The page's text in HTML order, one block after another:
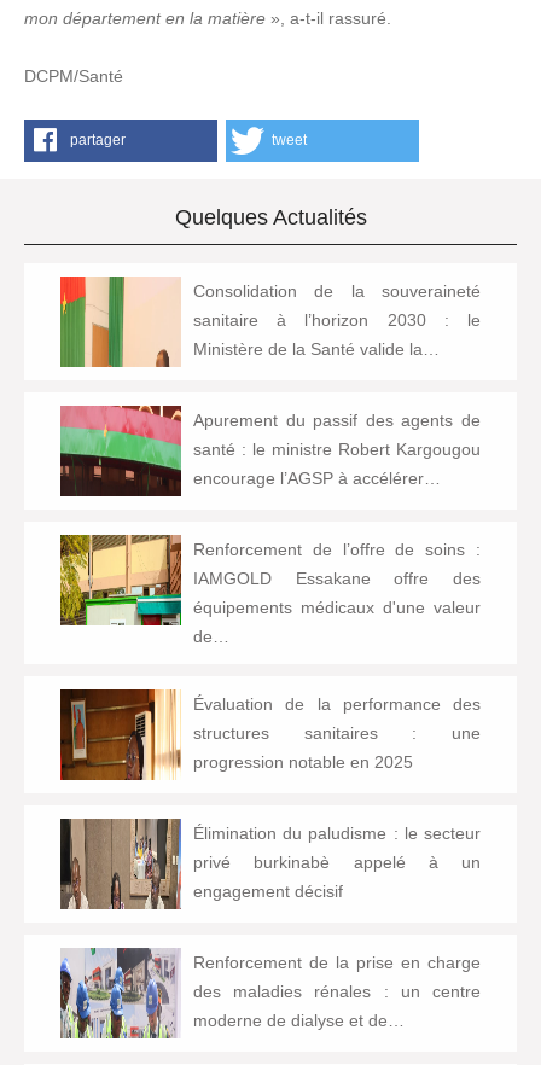
mon département en la matière », a-t-il rassuré.
DCPM/Santé
partager tweet
Quelques Actualités
Consolidation de la souveraineté
sanitaire à l’horizon 2030 : le
Ministère de la Santé valide la…
Apurement du passif des agents de
santé : le ministre Robert Kargougou
encourage l’AGSP à accélérer…
Renforcement de l’offre de soins :
IAMGOLD Essakane offre des
équipements médicaux d'une valeur
de…
Évaluation de la performance des
structures sanitaires : une
progression notable en 2025
Élimination du paludisme : le secteur
privé burkinabè appelé à un
engagement décisif
Renforcement de la prise en charge
des maladies rénales : un centre
moderne de dialyse et de…